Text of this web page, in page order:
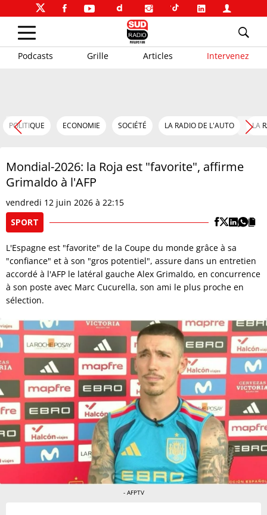
Podcasts Grille Articles Intervenez
POLITIQUE ECONOMIE SOCIÉTÉ LA RADIO DE L'AUTO LA
Mondial-2026: la Roja est "favorite", affirme
Grimaldo à l'AFP
vendredi 12 juin 2026 à 22:15
SPORT
L'Espagne est "favorite" de la Coupe du monde grâce à sa
"confiance" et à son "gros potentiel", assure dans un entretien
accordé à l'AFP le latéral gauche Alex Grimaldo, en concurrence
à son poste avec Marc Cucurella, son ami le plus proche en
sélection.
- AFPTV